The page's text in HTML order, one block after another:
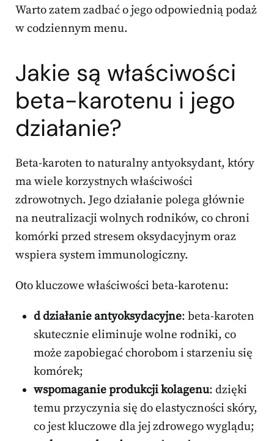
Warto zatem zadbać o jego odpowiednią podaż
w codziennym menu.
Jakie są właściwości
beta-karotenu i jego
działanie?
Beta-karoten to naturalny antyoksydant, który
ma wiele korzystnych właściwości
zdrowotnych. Jego działanie polega głównie
na neutralizacji wolnych rodników, co chroni
komórki przed stresem oksydacyjnym oraz
wspiera system immunologiczny.
Oto kluczowe właściwości beta-karotenu:
d działanie antyoksydacyjne: beta-karoten
skutecznie eliminuje wolne rodniki, co
może zapobiegać chorobom i starzeniu się
komórek;
wspomaganie produkcji kolagenu: dzięki
temu przyczynia się do elastyczności skóry,
co jest kluczowe dla jej zdrowego wyglądu;